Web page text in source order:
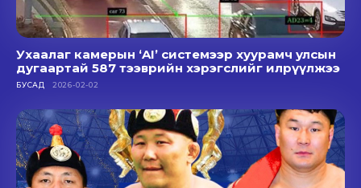
Ухаалаг камерын ‘AI’ системээр хуурамч улсын
дугаартай 587 тээврийн хэрэгслийг илрүүлжээ
БУСАД 2026-02-02